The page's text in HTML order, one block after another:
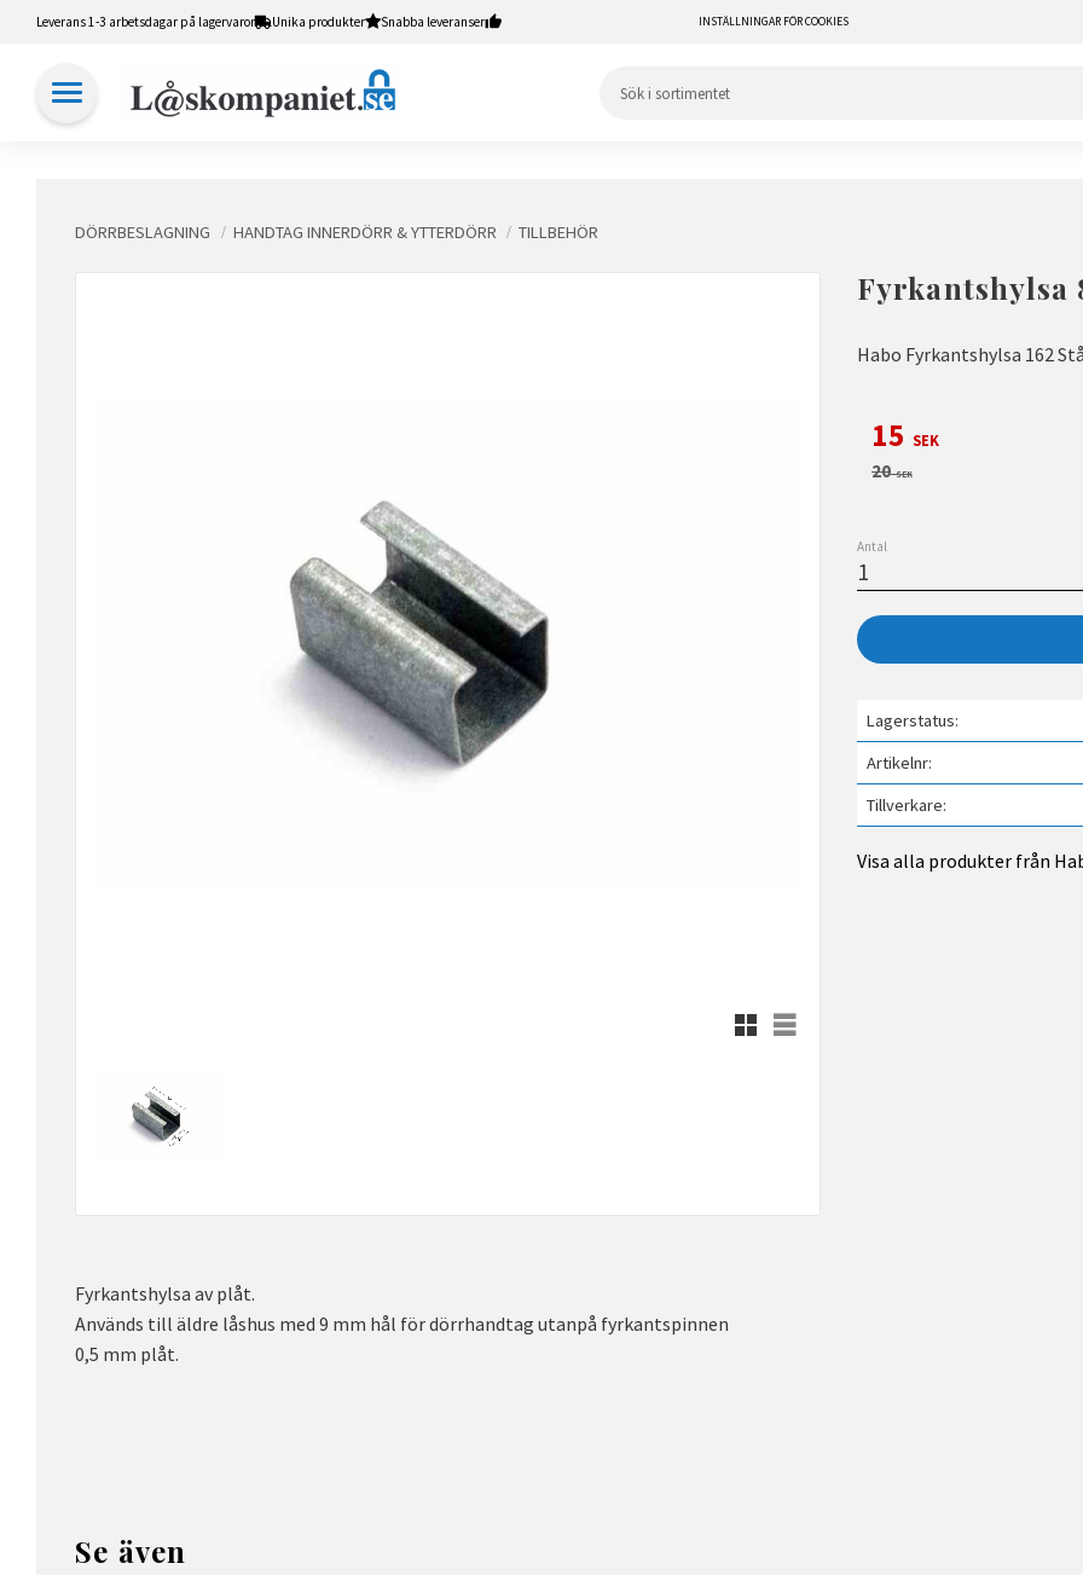
Leverans 1-3 arbetsdagar på lagervaror Unika produkter Snabba leveranser INSTÄLLNINGAR FÖR COOKIES
DÖRRBESLAGNING HANDTAG INNERDÖRR & YTTERDÖRR TILLBEHÖR
Fyrkantshylsa
Habo Fyrkantshylsa 162
Rutnätsvy
Listvy
Nedsatt pris:
15 SEK
Ordinarie pris:
20SEK
Antal
Lagerstatus
Artikelnr
Tillverkare
Visa alla produkter från
Fyrkantshylsa av plåt.
Används till äldre låshus med 9 mm hål för dörrhandtag utanpå fyrkantspinnen
0,5 mm plåt.
Se även